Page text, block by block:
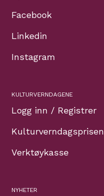
Facebook
Linkedin
Instagram
KULTURVERNDAGENE
Logg inn / Registrer
Kulturverndagsprisen
Verktøykasse
NYHETER